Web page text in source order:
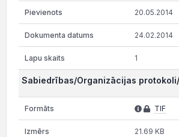
20.05.2014
24.02.2014
1
Sabiedrības/Organizācijas
TIF
21.69 KB